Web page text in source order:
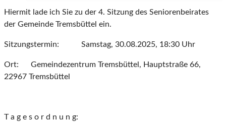
Hiermit lade ich Sie zu der 4. Sitzung des Seniorenbeirates
der Gemeinde Tremsbüttel ein.
Sitzungstermin: Samstag, 30.08.2025, 18:30 Uhr
Ort: Gemeindezentrum Tremsbüttel, Hauptstraße 66,
22967 Tremsbüttel
T a g e s o r d n u n g: